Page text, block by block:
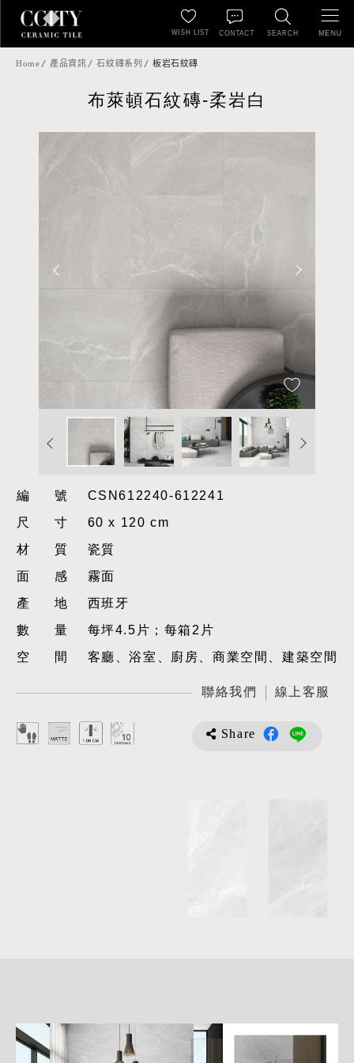
SEARCH
WISH LIST CONTACT MENU
Home 產品資訊 石紋磚系列 板岩石紋磚
布萊頓石紋磚-柔岩白
編號CSN612240-612241
尺寸60 x 120 cm
材質瓷質
面感霧面
產地西班牙
數量每坪4.5片；每箱2片
空間客廳、浴室、廚房、商業空間、建築空間
聯絡我們 線上客服
Share
細